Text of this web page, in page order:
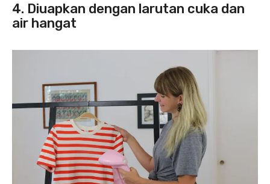
4. Diuapkan dengan larutan cuka dan
air hangat